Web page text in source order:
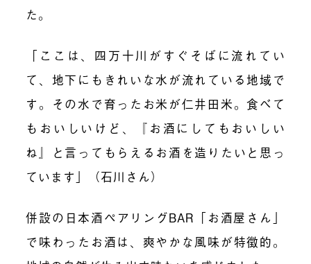
た。
「ここは、四万十川がすぐそばに流れてい
て、地下にもきれいな水が流れている地域で
す。その水で育ったお米が仁井田米。食べて
もおいしいけど、『お酒にしてもおいしい
ね』と言ってもらえるお酒を造りたいと思っ
ています」（石川さん）
併設の日本酒ペアリングBAR「お酒屋さん」
で味わったお酒は、爽やかな風味が特徴的。